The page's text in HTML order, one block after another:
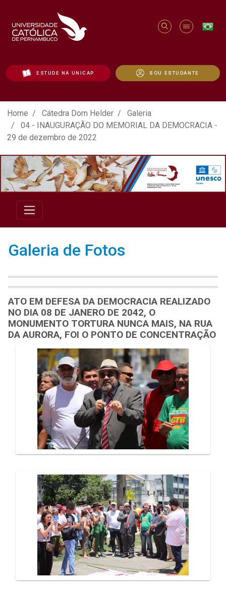
ESTUDE NA UNICAP SOU ESTUDANTE
ATO EM DEFESA DA DEMOCRACIA
Home Cátedra Dom Helder
Galeria
04 - INAUGURAÇÃO DO MEMORIAL DA DEMOCRACIA -
29 de dezembro de 2022
Galeria de Fotos
ATO EM DEFESA DA DEMOCRACIA REALIZADO
NO DIA 08 DE JANERO DE 2042, O
MONUMENTO TORTURA NUNCA MAIS, NA RUA
DA AURORA, FOI O PONTO DE CONCENTRAÇÃO
Galeria de Mídias